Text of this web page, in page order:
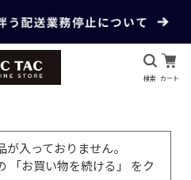
検索 カート
入っておりません。
「お買い物を続ける」 をク